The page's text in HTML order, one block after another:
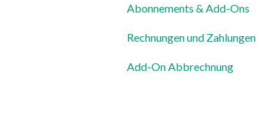
Arbeitsbereiche
Zeiterfassung, Soll-Stunden
Abonnements & Add-Ons
Rechnungen und Zahlungen
Add-On Abbrechnung